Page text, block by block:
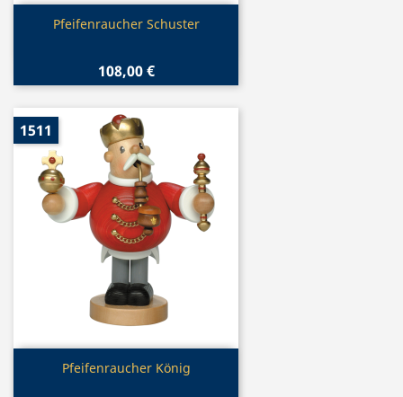
Vorschau
Pfeifenraucher Schuster
108,00 €
Vorschau
Pfeifenraucher König
1511